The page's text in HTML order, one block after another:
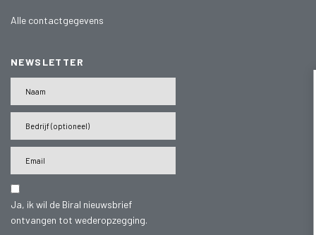
Alle contactgegevens
NEWSLETTER
Ja, ik wil de Biral nieuwsbrief
ontvangen tot wederopzegging.